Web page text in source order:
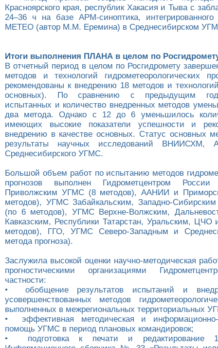
Красноярского края, республик Хакасия и Тыва с
24–36 ч на базе АРМ-синоптика,
МЕТЕО (автор М.М. Еремина) в Среднесибирском
Итоги выполнения ПЛАНА в целом по
В отчетный период в целом по Росгидромету
методов и технологий гидрометеорологических
рекомендованы к внедрению 18 методов и
основных). По сравнению с предыдущим
испытанных и количество внедренных методов
два метода. Однако с 12 до 6 уменьшилось
имеющих высокие показатели успешности и
внедрению в качестве основных. Статус основных
результаты научных исследований
Среднесибирского УГМС.
Большой объем работ по испытанию методов
прогнозов выполнен Гидрометцентром
Приволжским УГМС (8 методов), ААНИИ и
методов), УГМС Забайкальским, Западно-
(по 6 методов), УГМС Верхне-Волжским,
Кавказским, Республики Татарстан, Уральским, ЦЧО
методов), ГГО, УГМС Северо-Западным и
метода прогноза).
Заслужила высокой оценки научно-методическая
прогностическими организациями
частности:
• обобщение результатов испытаний и
усовершенствованных методов
выполненных в межрегиональных территориальных
• эффективная методическая и информационно-
помощь УГМС в период плановых командировок;
• подготовка к печати и редактирование